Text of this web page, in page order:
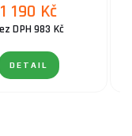
1 190 Kč
DPH 983 Kč
DETAIL